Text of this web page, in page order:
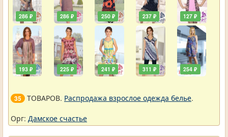
286 ₽
193 ₽
286 ₽
225 ₽
250 ₽
241 ₽
237 ₽
311 ₽
127 ₽
254 ₽
35 ТОВАРОВ. Распродажа взрослое одежда белье.
Орг: Дамское счастье